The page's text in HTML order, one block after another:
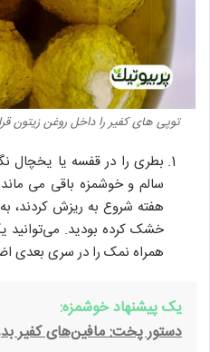
توپی های کفیر را داخل روغن زیتون
بطری را در قفسه یا یخچال
سالم و خوشمزه باقی می
هفته شروع به ریزش کردند،
خشک کرده بودید. می‌توانید
همراه نمک را در سری بعدی
یک پیشنهاد خوشمزه:
دستور پخت: مافین‌های کفیر